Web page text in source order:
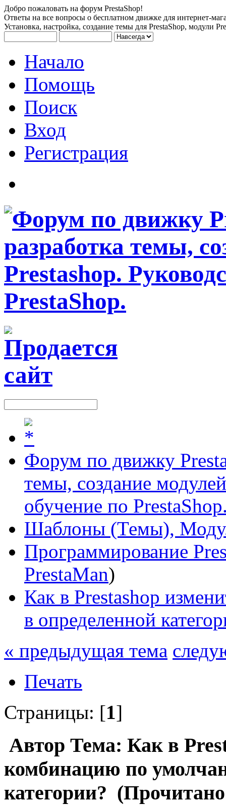
Добро пожаловать на форум PrestaShop!
Ответы на все вопросы о бесплатном движке для интернет-
Установка, настройка, создание темы для PrestaShop, модули
Начало
Помощь
Поиск
Вход
Регистрация
Форум по движку
темы, создание
обучение по
Шаблоны (Темы),
Программирование
PrestaMan)
Как в Prestashop
в определенной
« предыдущая тема
Печать
Страницы: [1]
Автор Тема: Как в
комбинацию по
категории? (Прочитано